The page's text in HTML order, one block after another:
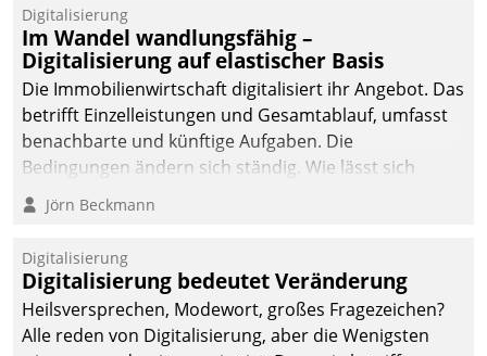
Digitalisierung
Im Wandel wandlungsfähig –
Digitalisierung auf elastischer Basis
Die Immobilienwirtschaft digitalisiert ihr Angebot. Das
betrifft Einzelleistungen und Gesamtablauf, umfasst
benachbarte und künftige Aufgaben. Die
Bedingungen ändern sich ständig. Wie lässt sich
technisch die Kontrolle wahren und zugleich Freiraum
fürs Wachsen öffnen?
Jörn Beckmann
Digitalisierung
Digitalisierung bedeutet Veränderung
Heilsversprechen, Modewort, großes Fragezeichen?
Alle reden von Digitalisierung, aber die Wenigsten